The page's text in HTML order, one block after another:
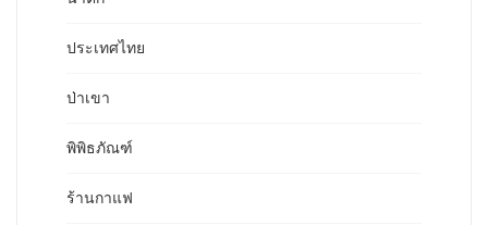
ประเทศไทย
ป่าเขา
พิพิธภัณฑ์
ร้านกาแฟ